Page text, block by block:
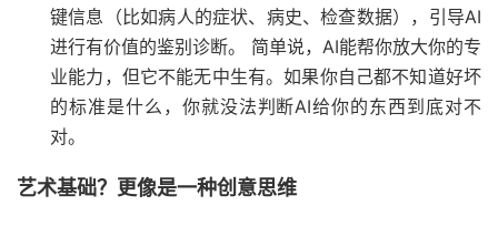
键信息（比如病人的症状、病史、检查数据），引导AI
进行有价值的鉴别诊断。 简单说，AI能帮你放大你的专
业能力，但它不能无中生有。如果你自己都不知道好坏
的标准是什么，你就没法判断AI给你的东西到底对不
对。
艺术基础？更像是一种创意思维